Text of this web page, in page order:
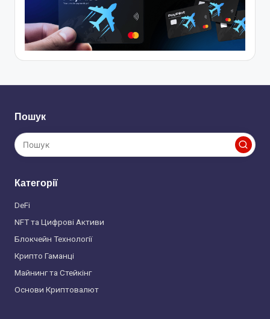
Пошук
Категорії
DeFi
NFT та Цифрові Активи
Блокчейн Технології
Крипто Гаманці
Майнинг та Стейкінг
Основи Криптовалют